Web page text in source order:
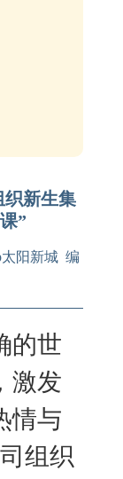
织新生集
”
太阳新城 编
的世
激发
情与
组织